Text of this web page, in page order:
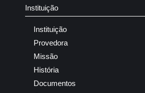
Instituição
Instituição
Provedora
Missão
História
Documentos